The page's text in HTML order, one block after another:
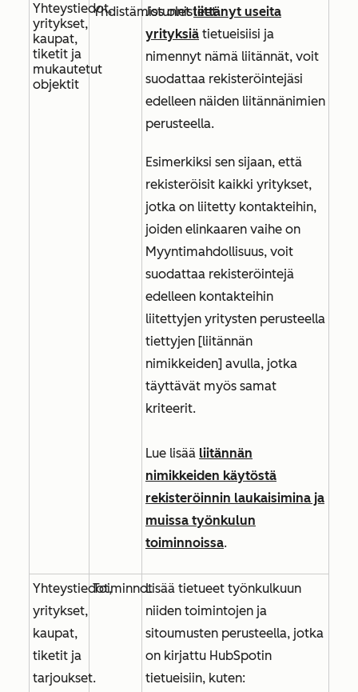
Yhteystiedot,
yritykset,
kaupat,
tiketit ja
mukautetut
objektit
Yhdistämistunnisteet
Jos oletliittänyt useita
yrityksiä tietueisiisi ja
nimennyt nämä liitännät, voit
suodattaa rekisteröintejäsi
edelleen näiden liitännänimien
perusteella.
Esimerkiksi sen sijaan, että
rekisteröisit kaikki yritykset,
jotka on liitetty kontakteihin,
joiden elinkaaren vaihe on
Myyntimahdollisuus, voit
suodattaa rekisteröintejä
edelleen kontakteihin
liitettyjen yritysten perusteella
tiettyjen [liitännän
nimikkeiden] avulla, jotka
täyttävät myös samat
kriteerit.
Lue lisää liitännän
nimikkeiden käytöstä
rekisteröinnin laukaisimina ja
muissa työnkulun
toiminnoissa.
Yhteystiedot,
yritykset,
kaupat,
tiketit ja
tarjoukset.
ToiminnotLisää tietueet työnkulkuun
niiden toimintojen ja
sitoumusten perusteella, jotka
on kirjattu HubSpotin
tietueisiin, kuten: